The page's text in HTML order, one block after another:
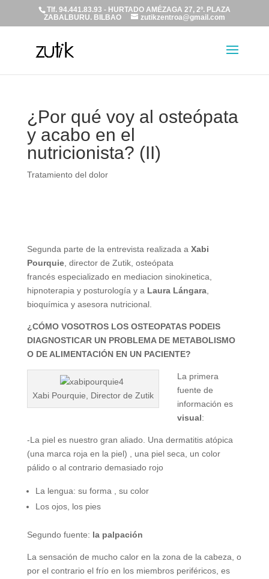
Tlf. 94.441.83.93 - HURTADO AMÉZAGA 27, 2º. PLAZA
ZABALBURU. BILBAO
zutikzentroa@gmail.com
¿Por qué voy al osteópata
y acabo en el
nutricionista? (II)
Tratamiento del dolor
Segunda parte de la entrevista realizada a Xabi
Pourquie, director de Zutik, osteópata
francés especializado en mediacion sinokinetica,
hipnoterapia y posturología y a Laura Lángara,
bioquímica y asesora nutricional.
¿CÓMO VOSOTROS LOS OSTEOPATAS PODEIS
DIAGNOSTICAR UN PROBLEMA DE METABOLISMO
O DE ALIMENTACIÓN EN UN PACIENTE?
Xabi Pourquie, Director de Zutik
La primera
fuente de
información es
visual:
-La piel es nuestro gran aliado. Una dermatitis atópica
(una marca roja en la piel) , una piel seca, un color
pálido o al contrario demasiado rojo
La lengua: su forma , su color
Los ojos, los pies
Segundo fuente: la palpación
La sensación de mucho calor en la zona de la cabeza, o
por el contrario el frío en los miembros periféricos, es